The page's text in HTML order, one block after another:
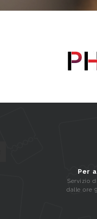
Per
Servizio
dalle ore